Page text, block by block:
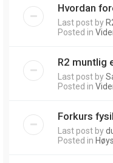
Hvordan
Last post by
Posted in
R2 muntlig
Last post by
Posted in
Forkurs
Last post by
Posted in